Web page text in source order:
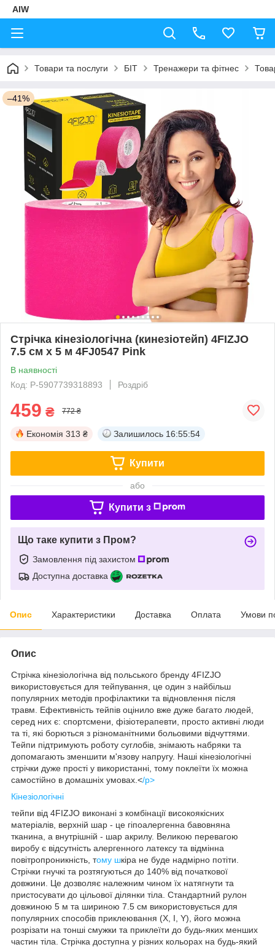
AIW
Товари та послуги БІТ Тренажери та фітнес
–41%
Стрічка кінезіологічна (кинезіотейп) 4FIZJO
7.5 см x 5 м 4FJ0547 Pink
В наявності
Код: P-5907739318893
Роздріб
459 ₴ 772 ₴
Економія 313 ₴ Залишилось 16:55:54
Купити
або
Купити з
Що таке купити з Пром?
Замовлення під захистом
Доступна доставка
Опис Характеристики Доставка Оплата Умови
Опис
Стрічка кінезіологічна від польського бренду 4FIZJO
використовується для тейпування, це один з найбільш
популярних методів профілактики та відновлення після
травм. Ефективність тейпів оцінило вже дуже багато людей,
серед них є: спортсмени, фізіотерапевти, просто активні люди
та ті, які борються з різноманітними больовими відчуттями.
Тейпи підтримують роботу суглобів, знімають набряки та
допомагають зменшити м'язову напругу. Наші кінезіологічні
стрічки дуже прості у використанні, тому поклеїти їх можна
самостійно в домашніх умовах.</p>
Кінезіологічні
тейпи від 4FIZJO виконані з комбінації високоякісних
матеріалів, верхній шар - це гіпоалергенна бавовняна
тканина, а внутрішній - шар акрилу. Великою перевагою
виробу є відсутність алергенного латексу та відмінна
повітропроникність, тому шкіра не буде надмірно потіти.
Стрічки гнучкі та розтягуються до 140% від початкової
довжини. Це дозволяє належним чином їх натягнути та
пристосувати до цільової ділянки тіла. Стандартний рулон
довжиною 5 м та шириною 7.5 см використовується для
популярних способів приклеювання (X, I, Y), його можна
розрізати на тонші смужки та приклеїти до будь-яких менших
частин тіла. Стрічка доступна у різних кольорах на будь-який